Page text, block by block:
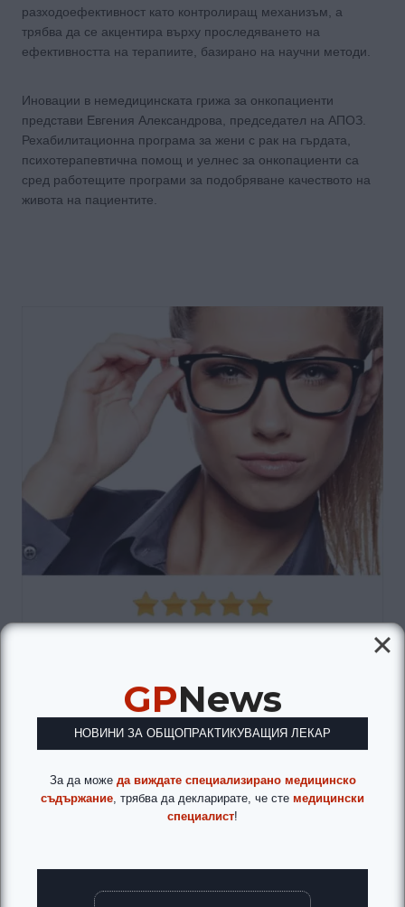
разходоефективност като контролиращ механизъм, а
трябва да се акцентира върху проследяването на
ефективността на терапиите, базирано на научни методи.
Иновации в немедицинската грижа за онкопациенти
представи Евгения Александрова, председател на АПОЗ.
Рехабилитационна програма за жени с рак на гърдата,
психотерапевтична помощ и уелнес за онкопациенти са
сред работещите програми за подобряване качеството на
живота на пациентите.
GPNews
НОВИНИ ЗА ОБЩОПРАКТИКУВАЩИЯ ЛЕКАР
За да може да виждате специализирано медицинско
съдържание, трябва да декларирате, че сте медицински
специалист!